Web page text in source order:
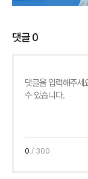
댓글0
0 / 300